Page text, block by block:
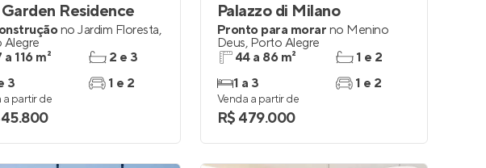
Residence
no Jardim Floresta,
Alegre
a 116 m²
3
2 e 3
1 e 2
a partir de
Palazzo di Milano
Pronto para morar no Menino
Deus, Porto Alegre
44 a 86 m²
1 a 3
1 e 2
1 e 2
Venda a partir de
R$ 479.000